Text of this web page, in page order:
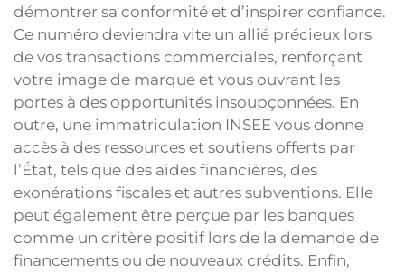
démontrer sa conformité et d’inspirer confiance.
Ce numéro deviendra vite un allié précieux lors
de vos transactions commerciales, renforçant
votre image de marque et vous ouvrant les
portes à des opportunités insoupçonnées. En
outre, une immatriculation INSEE vous donne
accès à des ressources et soutiens offerts par
l’État, tels que des aides financières, des
exonérations fiscales et autres subventions. Elle
peut également être perçue par les banques
comme un critère positif lors de la demande de
financements ou de nouveaux crédits. Enfin,